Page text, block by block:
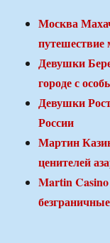
Москва
Девушки
городе с
Девушки
России
Мартин
ценителей
Martin